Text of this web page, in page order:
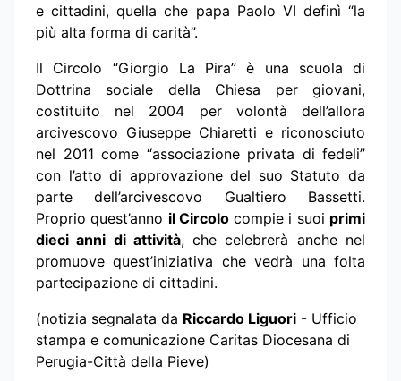
e cittadini, quella che papa Paolo VI definì “la
più alta forma di carità”.
Il Circolo “Giorgio La Pira” è una scuola di
Dottrina sociale della Chiesa per giovani,
costituito nel 2004 per volontà dell’allora
arcivescovo Giuseppe Chiaretti e riconosciuto
nel 2011 come “associazione privata di fedeli”
con l’atto di approvazione del suo Statuto da
parte dell’arcivescovo Gualtiero Bassetti.
Proprio quest’anno il Circolocompie i suoi primi
dieci anni di attività, che celebrerà anche nel
promuove quest’iniziativa che vedrà una folta
partecipazione di cittadini.
(notizia segnalata da Riccardo Liguori - Ufficio
stampa e comunicazione Caritas Diocesana di
Perugia-Città della Pieve)